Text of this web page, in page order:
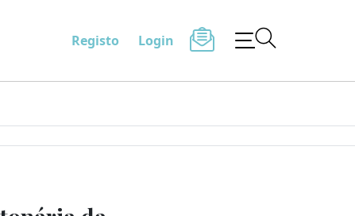
Registo Login